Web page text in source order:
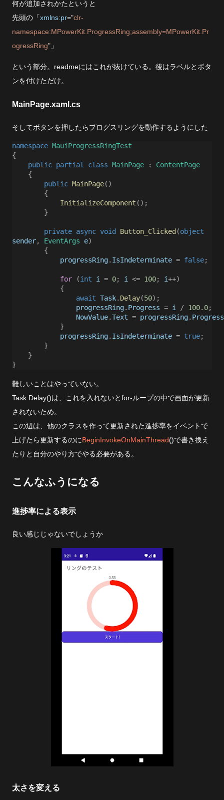
何が追加されかたというと
先頭の「xmlns:pr="clr-
namespace:MPowerKit.ProgressRing;assembly=MPowerKit.Pr
ogressRing" 」
という部分。readmeにはこれが抜けている。後はラベルとボタ
ンを付けただけ。
MainPage.xaml.cs
そしてボタンを押したらプログスリングを動作するようにした
namespace MauiProgressRingTest
{
public partial class MainPage :
ContentPage
{
public MainPage()
{
InitializeComponent ();
}
private async void Button_Clicked (object
sender, EventArgs e)
{
progressRing. IsIndeterminate = false;
for (int i = 0; i <= 100; i++)
{
await Task. Delay(50);
progressRing. Progress = i / 100.0;
NowValue.Text = progressRing. Progress
}
progressRing. IsIndeterminate = true;
}
}
}
難しいことはやっていない。
Task.Delay()は、これを入れないとfor-ループの中で画面が更新
されないため。
この辺は、他のクラスを作って更新された進捗率をイベントで
上げたら更新するのにBeginInvokeOnMainThread()で書き換え
たりと自分のやり方でやる必要がある。
こんなふうになる
進捗率による表示
良い感じじゃないでしょうか
太さを変える